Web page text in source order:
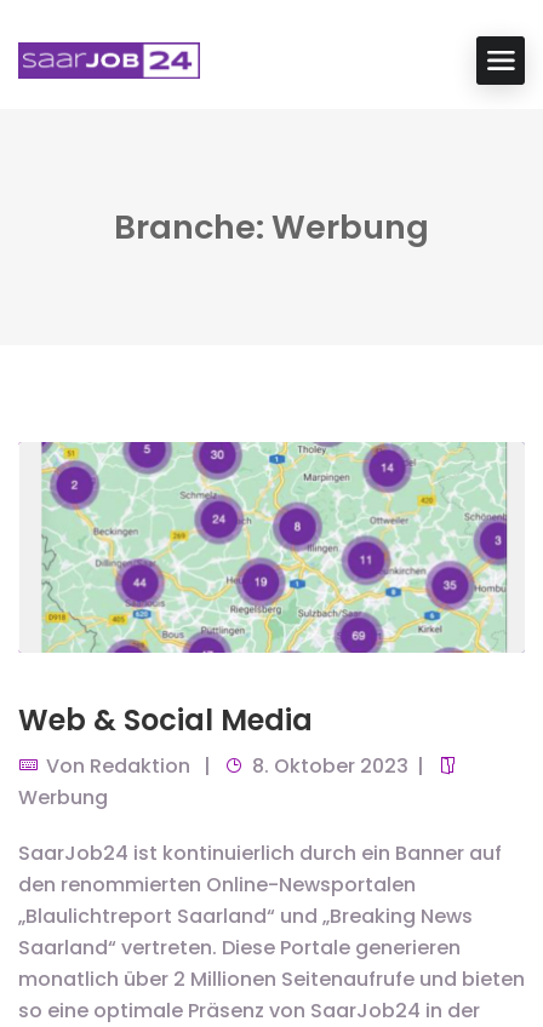
Branche: Werbung
Web & Social Media
Von Redaktion
8. Oktober 2023
Werbung
SaarJob24 ist kontinuierlich durch ein Banner auf
den renommierten Online-Newsportalen
„Blaulichtreport Saarland“ und „Breaking News
Saarland“ vertreten. Diese Portale generieren
monatlich über 2 Millionen Seitenaufrufe und bieten
so eine optimale Präsenz von SaarJob24 in der